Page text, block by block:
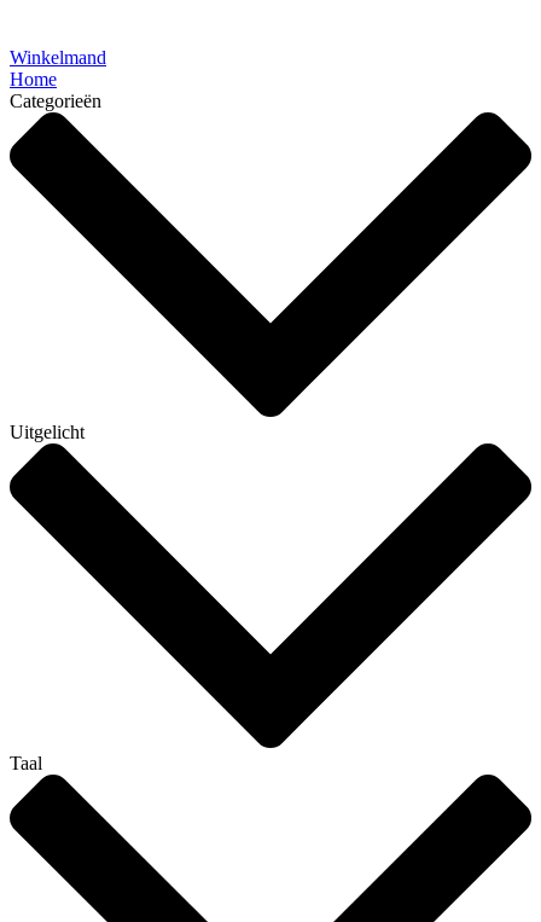
Winkelmand
Home
Categorieën
Uitgelicht
Taal